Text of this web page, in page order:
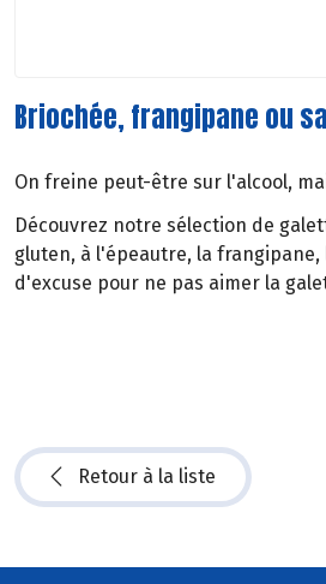
Briochée, frangipane ou
On freine peut-être sur l'alcool,
Découvrez notre sélection de
gluten, à l'épeautre, la
d'excuse pour ne pas aimer la
Retour à la liste